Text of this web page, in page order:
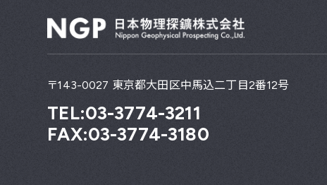
〒143-0027 東京都大田区中馬込二丁目2番12号
TEL:03-3774-3211
FAX:03-3774-3180